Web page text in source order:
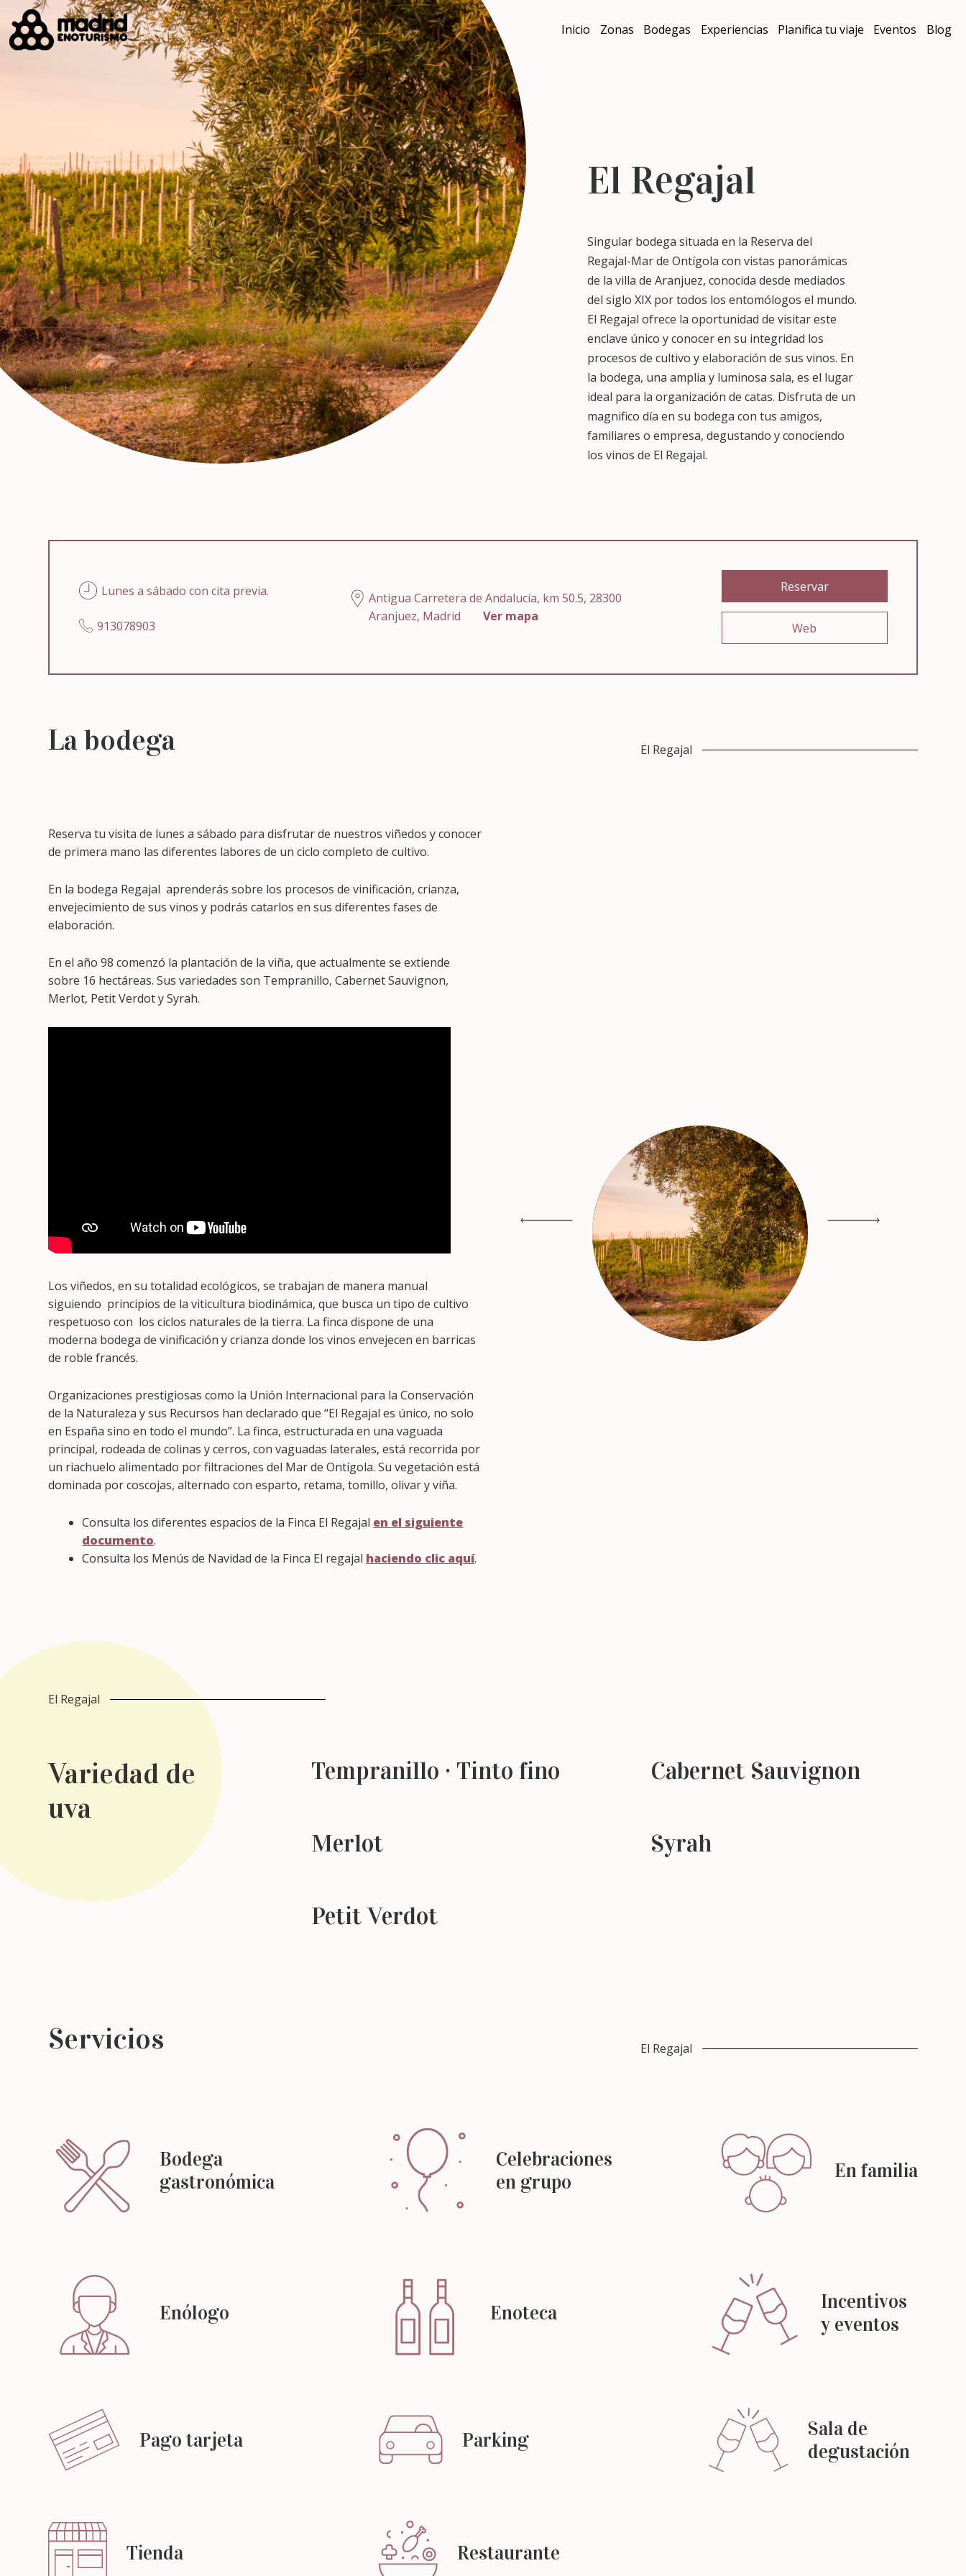
Inicio Zonas Bodegas Experiencias Planifica tu viaje Eventos Blog
El Regajal
Singular bodega situada en la Reserva del
Regajal-Mar de Ontígola con vistas panorámicas
de la villa de Aranjuez, conocida desde mediados
del siglo XIX por todos los entomólogos el mundo.
El Regajal ofrece la oportunidad de visitar este
enclave único y conocer en su integridad los
procesos de cultivo y elaboración de sus vinos. En
la bodega, una amplia y luminosa sala, es el lugar
ideal para la organización de catas. Disfruta de un
magnifico día en su bodega con tus amigos,
familiares o empresa, degustando y conociendo
los vinos de El Regajal.
Lunes a sábado con cita previa.
913078903
Antigua Carretera de Andalucía, km 50.5, 28300
Aranjuez, Madrid
Ver mapa
Reservar
Web
La bodega El Regajal
Reserva tu visita de lunes a sábado para disfrutar de nuestros viñedos y conocer
de primera mano las diferentes labores de un ciclo completo de cultivo.
En la bodega Regajal aprenderás sobre los procesos de vinificación, crianza,
envejecimiento de sus vinos y podrás catarlos en sus diferentes fases de
elaboración.
En el año 98 comenzó la plantación de la viña, que actualmente se extiende
sobre 16 hectáreas. Sus variedades son Tempranillo, Cabernet Sauvignon,
Merlot, Petit Verdot y Syrah.
Los viñedos, en su totalidad ecológicos, se trabajan de manera manual
siguiendo principios de la viticultura biodinámica, que busca un tipo de cultivo
respetuoso con los ciclos naturales de la tierra. La finca dispone de una
moderna bodega de vinificación y crianza donde los vinos envejecen en barricas
de roble francés.
Organizaciones prestigiosas como la Unión Internacional para la Conservación
de la Naturaleza y sus Recursos han declarado que “El Regajal es único, no solo
en España sino en todo el mundo”. La finca, estructurada en una vaguada
principal, rodeada de colinas y cerros, con vaguadas laterales, está recorrida por
un riachuelo alimentado por filtraciones del Mar de Ontígola. Su vegetación está
dominada por coscojas, alternado con esparto, retama, tomillo, olivar y viña.
Consulta los diferentes espacios de la Finca El Regajal en el siguiente
documento.
Consulta los Menús de Navidad de la Finca El regajal haciendo clic aquí.
El Regajal
Variedad de
uva
Tempranillo · Tinto fino Cabernet Sauvignon
Merlot Syrah
Petit Verdot
Servicios El Regajal
Bodega
gastronómica
Celebraciones
en grupo
En familia
Enólogo Enoteca
Incentivos
y eventos
Pago tarjeta Parking
Sala de
degustación
Tienda Restaurante